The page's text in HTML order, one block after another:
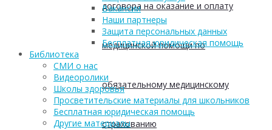
договора на оказание и оплату
медицинской помощи по
обязательному медицинскому
страхованию
Вакансии
Наши партнеры
Защита персональных данных
Бесплатная юридическая помощь
Библиотека
СМИ о нас
Видеоролики
Школы здоровья
Просветительские материалы для школьников
Бесплатная юридическая помощь
Другие материалы